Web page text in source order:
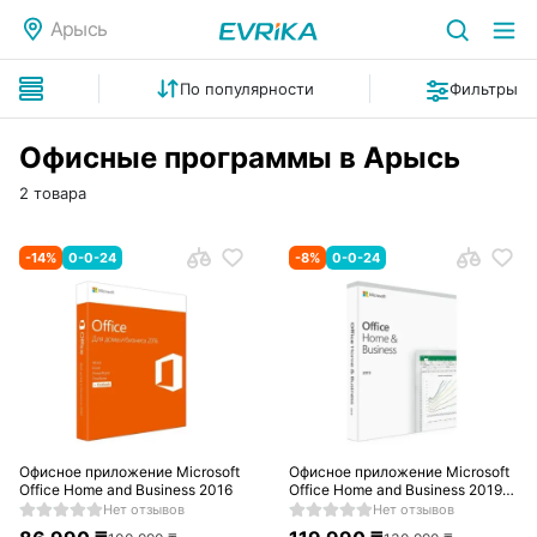
Арысь
По популярности Фильтры
Офисные программы в Арысь
2 товара
-14% 0-0-24
Офисное приложение Microsoft
Office Home and Business 2016
Нет отзывов
-8% 0-0-24
Офисное приложение Microsoft
Office Home and Business 2019
Russian Kazakhstan Only
Нет отзывов